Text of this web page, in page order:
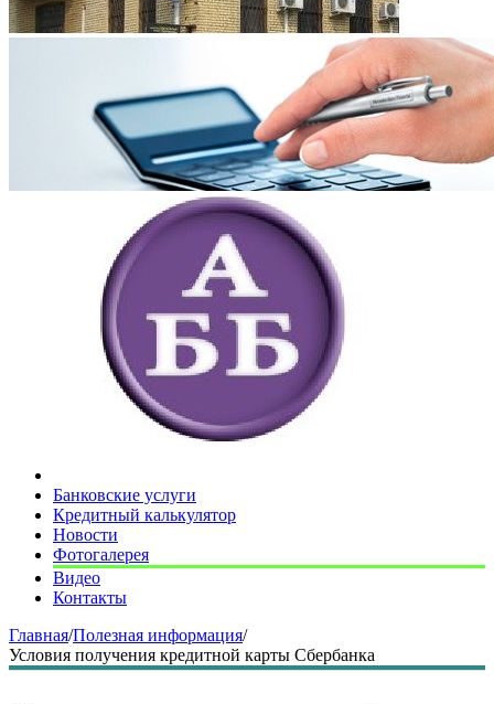
Банковские услуги
Кредитный калькулятор
Новости
Фотогалерея
Видео
Контакты
Главная/Полезная информация/
Условия получения кредитной карты Сбербанка